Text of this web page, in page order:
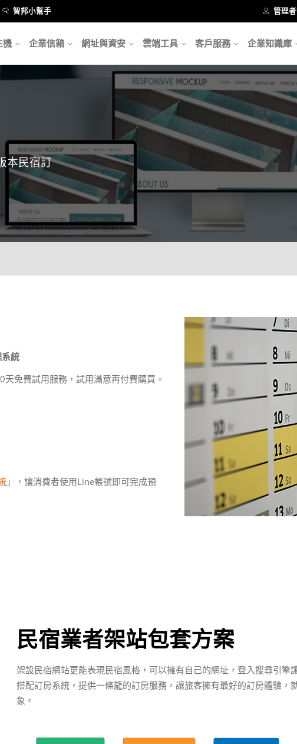
智邦小幫手 管理
機 企業信箱 網址與資安 雲端工具 客戶服務 企業知識庫
本民宿訂
統
免費試用服務，試用滿意再付費購買。
」，讓消費者使用Line帳號即可完成預
民宿業者架站包套方案
架設民宿網站更能表現民宿風格，可以擁有自己的網址，登入搜尋引擎
搭配訂房系統，提供一條龍的訂房服務，讓旅客擁有最好的訂房體驗，
象。